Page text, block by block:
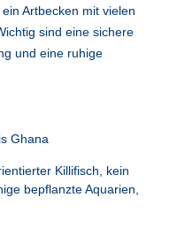
Artbecken mit vielen
sind eine sichere
und eine ruhige
Ghana
Killifisch, kein
bepflanzte Aquarien,